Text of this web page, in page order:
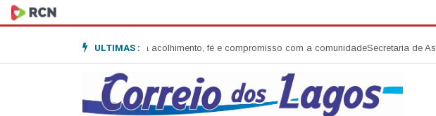
ULTIMAS :
e destaca acolhimento, fé e compromisso com a comunidadeSecretaria de Assistência